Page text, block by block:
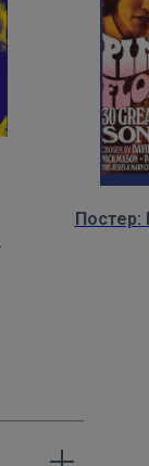
Постер: